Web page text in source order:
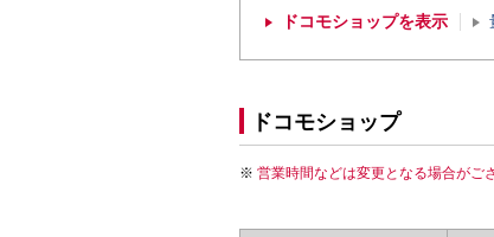
ドコモショップを表示
ドコモショップ
営業時間などは変更となる場合がご